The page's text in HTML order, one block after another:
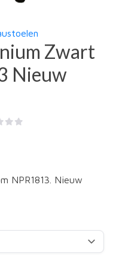
Zwart
Nieuw
NPR1813. Nieuw